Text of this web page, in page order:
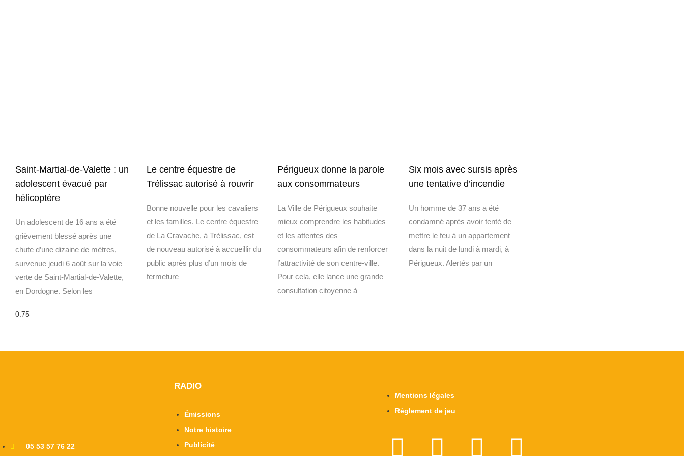
Saint-Martial-de-Valette : un
adolescent évacué par
hélicoptère
Un adolescent de 16 ans a été
grièvement blessé après une
chute d’une dizaine de mètres,
survenue jeudi 6 août sur la voie
verte de Saint-Martial-de-Valette,
en Dordogne. Selon les
Le centre équestre de
Trélissac autorisé à rouvrir
Bonne nouvelle pour les cavaliers
et les familles. Le centre équestre
de La Cravache, à Trélissac, est
de nouveau autorisé à accueillir du
public après plus d’un mois de
fermeture
Périgueux donne la parole
aux consommateurs
La Ville de Périgueux souhaite
mieux comprendre les habitudes
et les attentes des
consommateurs afin de renforcer
l’attractivité de son centre-ville.
Pour cela, elle lance une grande
consultation citoyenne à
Six mois avec sursis après
une tentative d’incendie
Un homme de 37 ans a été
condamné après avoir tenté de
mettre le feu à un appartement
dans la nuit de lundi à mardi, à
Périgueux. Alertés par un
05 53 57 76 22
RADIO
Émissions
Notre histoire
Publicité
Mentions légales
Règlement de jeu